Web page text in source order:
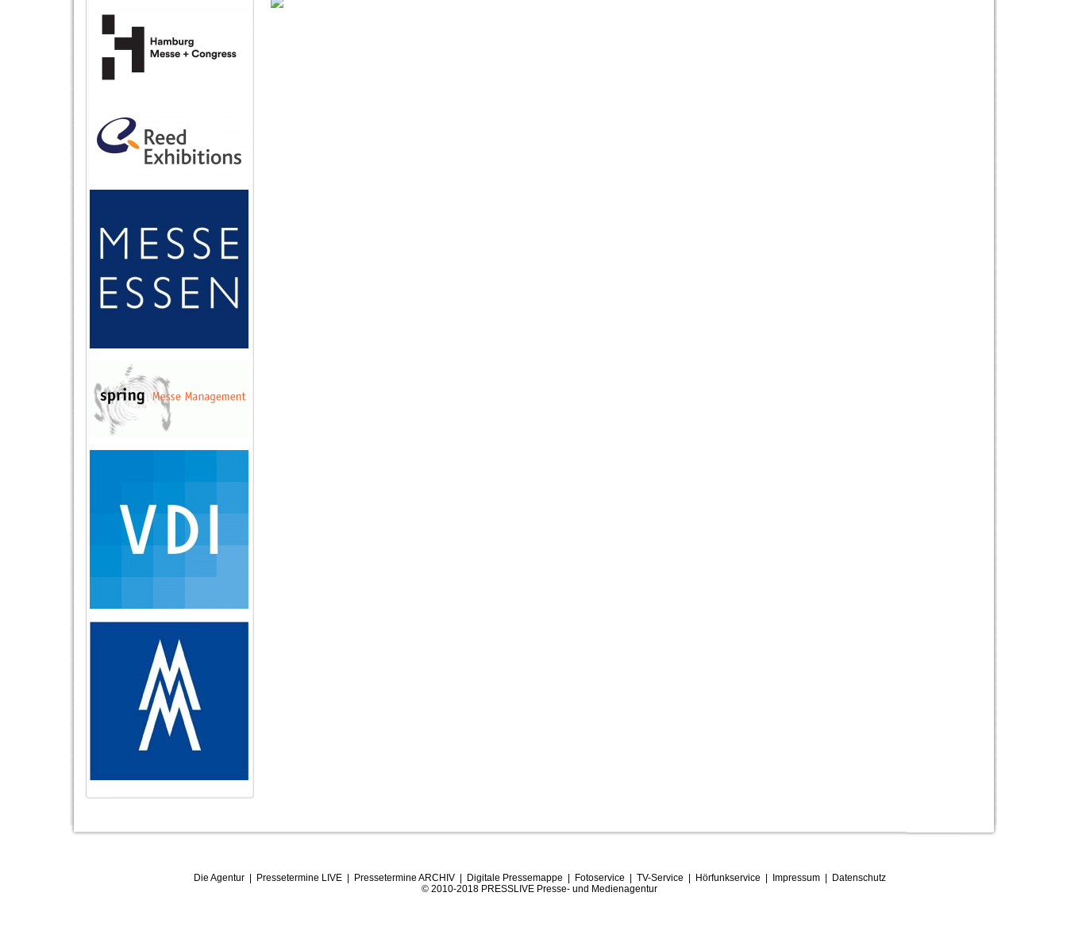
Die Agentur| Pressetermine LIVE| Pressetermine ARCHIV| Digitale Pressemappe Fotoservice TV-Service Hörfunkservice Impressum| Datenschutz
© 2010-2018 PRESSLIVE Presse- und Medienagentur